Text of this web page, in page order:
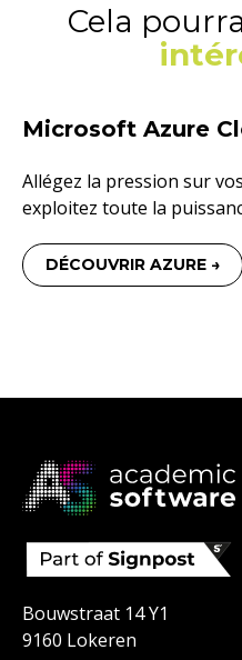
Cela
Microsoft Azure
Allégez la pression sur
exploitez toute la
DÉCOUVRIR AZURE →
Bouwstraat 14 Y1
9160 Lokeren